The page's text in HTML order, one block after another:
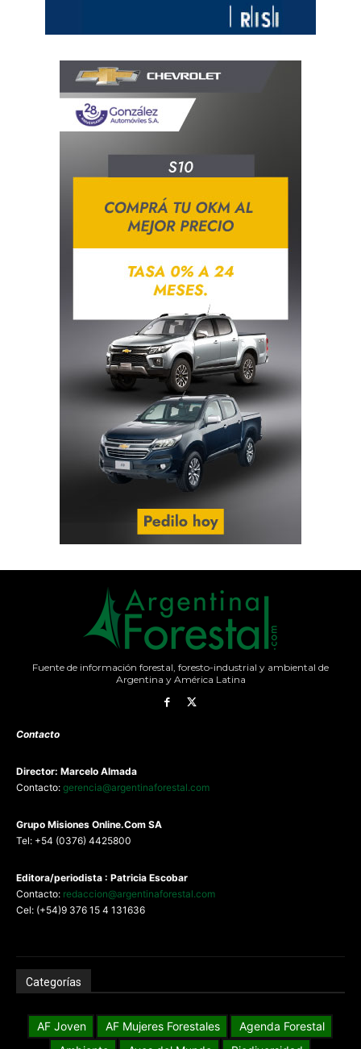
Fuente de información forestal, foresto-industrial y ambiental de
Argentina y América Latina
Contacto
Director: Marcelo Almada
Contacto: gerencia@argentinaforestal.com
Grupo Misiones Online.Com SA
Tel: +54 (0376) 4425800
Editora/periodista : Patricia Escobar
Contacto: redaccion@argentinaforestal.com
Cel: (+54)9 376 15 4 131636
Categorías
AF Joven AF Mujeres Forestales
Agenda Forestal